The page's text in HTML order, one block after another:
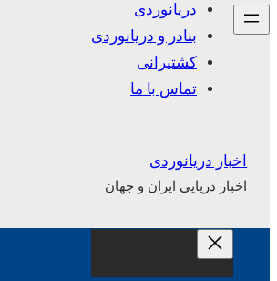
دریانوردی
بنادر و دریانوردی
کشتیرانی
تماس با ما
اخبار دریانوردی
اخبار دریایی ایران و جهان